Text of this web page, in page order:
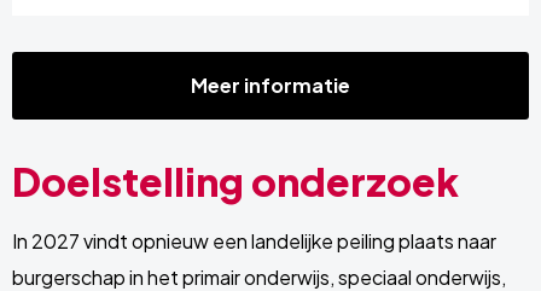
Meer informatie
Doelstelling onderzoek
In 2027 vindt opnieuw een landelijke peiling plaats naar
burgerschap in het primair onderwijs, speciaal onderwijs,